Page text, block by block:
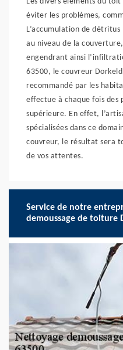
éviter les problèmes,
L’accumulation de
au niveau de la
engendrant ainsi
63500, le couvreur
recommandé par les
effectue à chaque fois des
supérieure. En effet,
spécialisées dans ce
couvreur, le résultat sera
de vos attentes.
Service de notre
demoussage de toiture